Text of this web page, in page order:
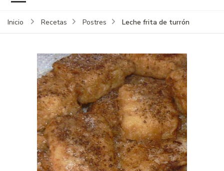
Inicio Recetas Postres Leche frita de turrón